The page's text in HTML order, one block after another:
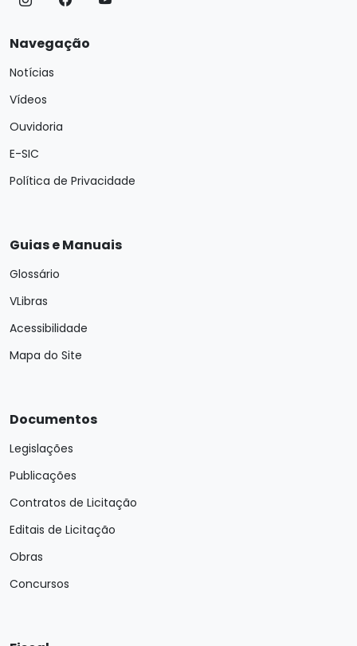
Navegação
Notícias
Vídeos
Ouvidoria
E-SIC
Política de Privacidade
Guias e Manuais
Glossário
VLibras
Acessibilidade
Mapa do Site
Documentos
Legislações
Publicações
Contratos de Licitação
Editais de Licitação
Obras
Concursos